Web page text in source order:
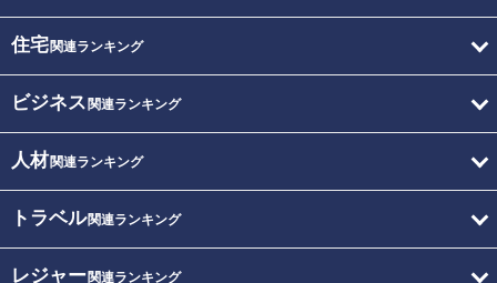
住宅関連ランキング
ビジネス 関連ランキング
人材関連ランキング
トラベル関連ランキング
レジャー関連ランキング